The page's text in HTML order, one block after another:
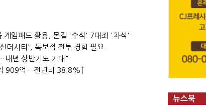
게임패드 활용, 몬길 '수석' 7대죄 '차석'
더시티', 독보적 전투 경험 필요
내년 상반기도 기대"
909억…전년비 38.8%↑
뉴스북